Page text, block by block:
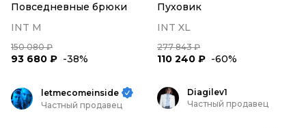
Повседневные брюки
INT M
150 080 ₽
93 680 ₽ -38%
Пуховик
INT XL
277 843 ₽
110 240 ₽ -60%
letmecomeinside
Частный продавец
Diagilev1
Частный продавец